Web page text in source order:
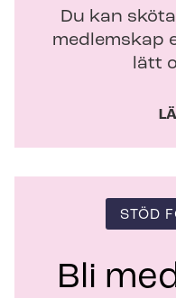
Du kan
medlemskap
lätt
STÖD
Bli